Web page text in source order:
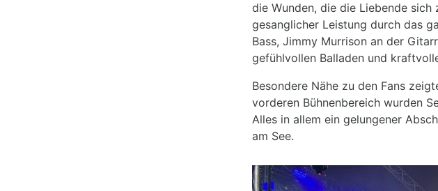
die Wunden, die die Liebende sich
gesanglicher Leistung durch das
Bass, Jimmy Murrison an der
gefühlvollen Balladen und
Besondere Nähe zu den Fans
vorderen Bühnenbereich wurden
Alles in allem ein gelungener
am See.